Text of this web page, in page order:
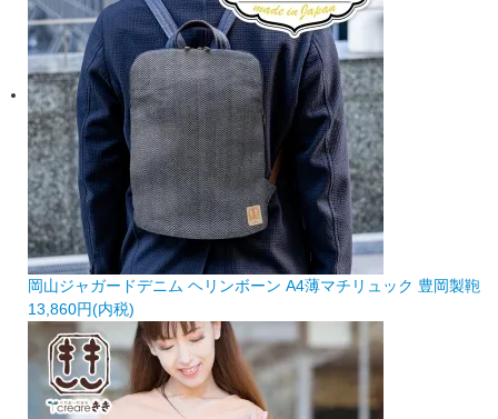
岡山ジャガードデニム ヘリンボーン A4薄マチリュック 豊岡製鞄
13,860円(内税)